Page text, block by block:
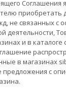
Соглашения
приобретать
не связанных с
деятельности,
и в каталоге
в магазинах
предложения с